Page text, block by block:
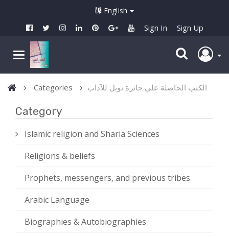
English
Sign In Sign Up
Categories الكتب الحاصلة علي جائزة نوبل للآداب
Category
Islamic religion and Sharia Sciences
Religions & beliefs
Prophets, messengers, and previous tribes
Arabic Language
Biographies & Autobiographies